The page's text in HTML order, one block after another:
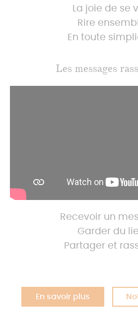
La joie de se
Rire
En toute
Les messages
Recevoir un
Garder du
Partager et
En savoir plus